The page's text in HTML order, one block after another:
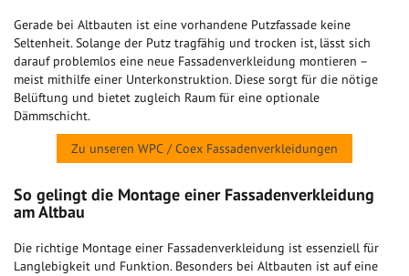
Gerade bei Altbauten ist eine vorhandene Putzfassade keine
Seltenheit. Solange der Putz tragfähig und trocken ist, lässt sich
darauf problemlos eine neue Fassadenverkleidung montieren –
meist mithilfe einer Unterkonstruktion. Diese sorgt für die nötige
Belüftung und bietet zugleich Raum für eine optionale
Dämmschicht.
Zu unseren WPC / Coex Fassadenverkleidungen
So gelingt die Montage einer Fassadenverkleidung
am Altbau
Die richtige Montage einer Fassadenverkleidung ist essenziell für
Langlebigkeit und Funktion. Besonders bei Altbauten ist auf eine